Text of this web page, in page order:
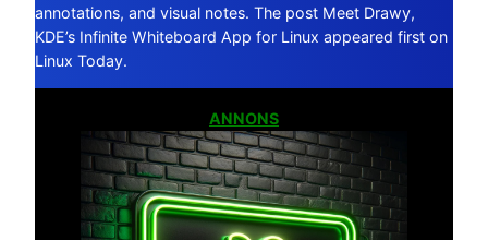
annotations, and visual notes. The post Meet Drawy,
KDE’s Infinite Whiteboard App for Linux appeared first on
Linux Today.
ANNONS